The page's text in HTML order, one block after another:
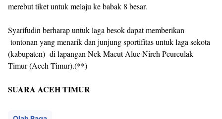
merebut tiket untuk melaju ke babak 8 besar.
Syarifudin berharap untuk laga besok dapat memberikan
tontonan yang menarik dan junjung sportifitas untuk laga sekota
(kabupaten) di lapangan Nek Macut Alue Nireh Peureulak
Timur (Aceh Timur).(**)
SUARA ACEH TIMUR